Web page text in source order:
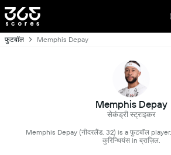
फुटबॉल Memphis Depay
Memphis Depay
सेकंड्री स्ट्राइकर
Memphis Depay (नीदरलैंड, 32) is a फुटबॉल
कुरिन्थियंस in ब्राज़िल.